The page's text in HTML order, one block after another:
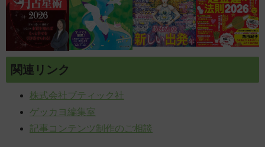
関連リンク
株式会社ブティック社
ゲッカヨ編集室
記事コンテンツ制作のご相談